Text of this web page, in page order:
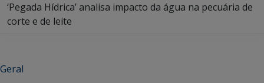
‘Pegada Hídrica’ analisa impacto da água na pecuária de
corte e de leite
Geral